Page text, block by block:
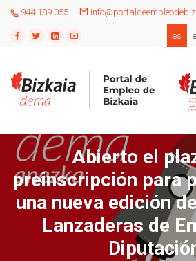
944 189 055
es
Abierto el
preinscripción para
una nueva edición
Lanzaderas de